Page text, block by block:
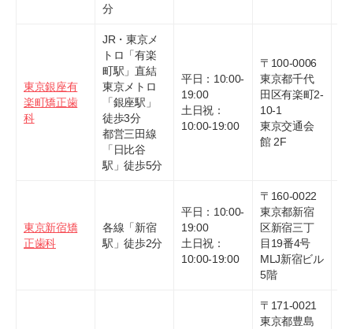
分
東京銀座有
楽町矯正歯
科
JR・東京メ
トロ「有楽
町駅」直結
東京メトロ
「銀座駅」
徒歩3分
都営三田線
「日比谷
駅」徒歩5分
平日：10:00-
19:00
土日祝：
10:00-19:00
〒100-0006
東京都千代
田区有楽町2-
10-1
東京交通会
館 2F
東京新宿矯
正歯科
各線「新宿
駅」徒歩2分
平日：10:00-
19:00
土日祝：
10:00-19:00
〒160-0022
東京都新宿
区新宿三丁
目19番4号
MLJ新宿ビル
5階
〒171-0021
東京都豊島